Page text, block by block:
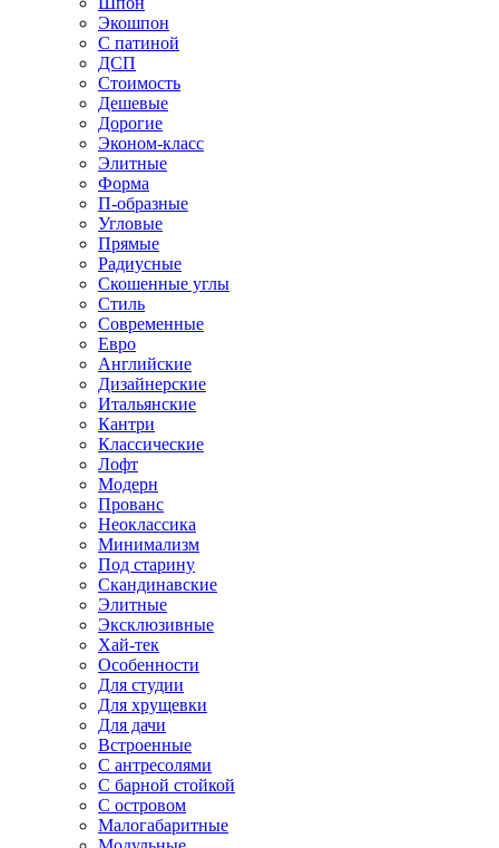
Экошпон
С патиной
ДСП
Стоимость
Дешевые
Дорогие
Эконом-класс
Элитные
Форма
П-образные
Угловые
Прямые
Радиусные
Скошенные углы
Стиль
Современные
Евро
Английские
Дизайнерские
Итальянские
Кантри
Классические
Лофт
Модерн
Прованс
Неоклассика
Минимализм
Под старину
Скандинавские
Элитные
Эксклюзивные
Хай-тек
Особенности
Для студии
Для хрущевки
Для дачи
Встроенные
С антресолями
С барной стойкой
С островом
Малогабаритные